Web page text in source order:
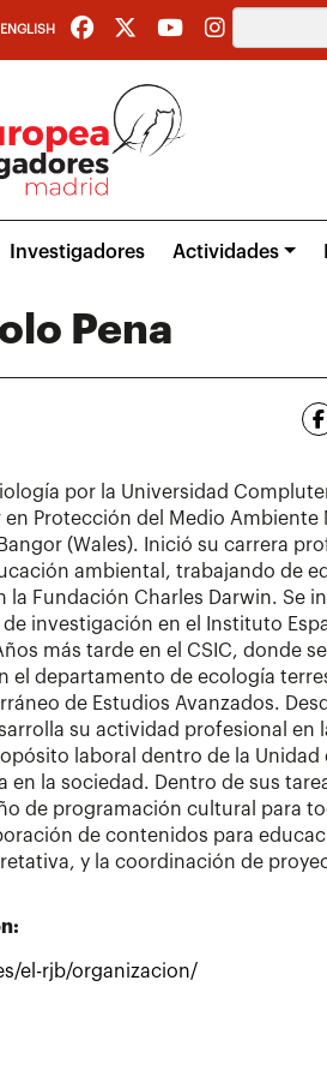
ENGLISH
Investigadores Actividades
Pena
por la Universidad
en Protección del Medio Ambiente
(Wales). Inició su carrera
ambiental, trabajando de
la Fundación Charles Darwin. Se
investigación en el Instituto
más tarde en el CSIC, donde
el departamento de ecología
de Estudios Avanzados.
su actividad profesional en
laboral dentro de la Unidad
en la sociedad. Dentro de sus
de programación cultural para
de contenidos para
y la coordinación de
el-rjb/organizacion/